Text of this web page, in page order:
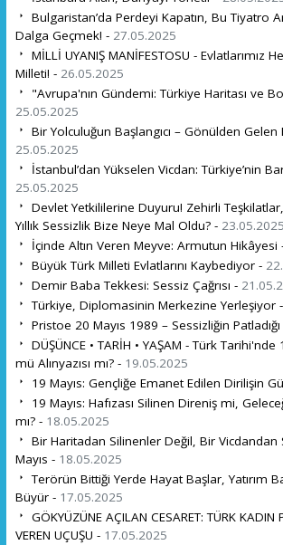
Bulgaristan’da Perdeyi Kapatın, Bu Tiyatro
Dalga Geçmek! - 27.05.2025
MİLLİ UYANIŞ MANİFESTOSU - Evlatlarımız
Milleti! - 26.05.2025
"Avrupa'nın Gündemi: Türkiye Haritası ve
25.05.2025
Bir Yolculuğun Başlangıcı – Gönülden Gelen
25.05.2025
İstanbul’dan Yükselen Vicdan: Türkiye’nin
25.05.2025
Devlet Yetkililerine Duyuru! Zehirli
Yıllık Sessizlik Bize Neye Mal Oldu? - 23.05.2025
İçinde Altın Veren Meyve: Armutun Hikâyesi
Büyük Türk Milleti Evlatlarını Kaybediyor -
Demir Baba Tekkesi: Sessiz Çağrısı -
Türkiye, Diplomasinin Merkezine Yerleşiyor -
Pristoe 20 Mayıs 1989 – Sessizliğin
DÜŞÜNCE • TARİH • YAŞAM - Türk
mü Alınyazısı mı? - 19.05.2025
19 Mayıs: Gençliğe Emanet Edilen Dirilişin
19 Mayıs: Hafızası Silinen Direniş mi,
mı? - 18.05.2025
Bir Haritadan Silinenler Değil, Bir Vicdandan
Mayıs - 18.05.2025
Terörün Bittiği Yerde Hayat Başlar, Yatırım
Büyür - 17.05.2025
GÖKYÜZÜNE AÇILAN CESARET: TÜRK KADIN
VEREN UÇUŞU - 17.05.2025